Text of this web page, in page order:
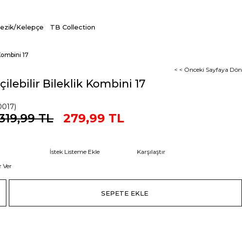
Kelepçe TB Collection
17
< < Önceki Sayfaya Dön
Bileklik Kombini 17
TL 279,99 TL
İstek Listeme Ekle
Karşılaştır
Ver